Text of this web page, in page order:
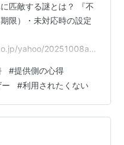
匹敵する謎とは？ 『不
限）・未対応時の設定
yahoo/20251008a.h
#提供側の心得
#利用されたくない